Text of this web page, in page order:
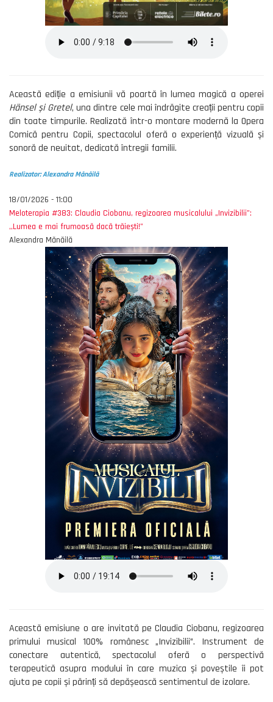
Această ediție a emisiunii vă poartă în lumea magică a operei
Hänsel și Gretel, una dintre cele mai îndrăgite creații pentru copii
din toate timpurile. Realizată într-o montare modernă la Opera
Comică pentru Copii, spectacolul oferă o experiență vizuală și
sonoră de neuitat, dedicată întregii familii.
Realizator: Alexandra Mănăilă
18/01/2026 - 11:00
Meloterapia #383: Claudia Ciobanu, regizoarea musicalului „Invizibilii”:
,,Lumea e mai frumoasă dacă trăiești!”
Alexandra Mănăilă
Această emisiune o are invitată pe Claudia Ciobanu, regizoarea
primului musical 100% românesc „Invizibilii”. Instrument de
conectare autentică, spectacolul oferă o perspectivă
terapeutică asupra modului în care muzica și poveștile îi pot
ajuta pe copii și părinți să depășească sentimentul de izolare.